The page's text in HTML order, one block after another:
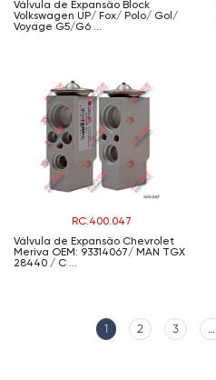
Válvula de Expansão Block
Volkswagen UP/ Fox/ Polo/ Gol/
Voyage G5/G6 ...
RC.400.047
Válvula de Expansão Chevrolet
Meriva OEM: 93314067/ MAN TGX
28440 / C ...
1 2 3 …